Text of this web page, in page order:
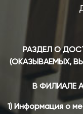
РАЗДЕЛ О
(ОКАЗЫВАЕМЫХ,
В ФИЛИАЛЕ
1) Информация о